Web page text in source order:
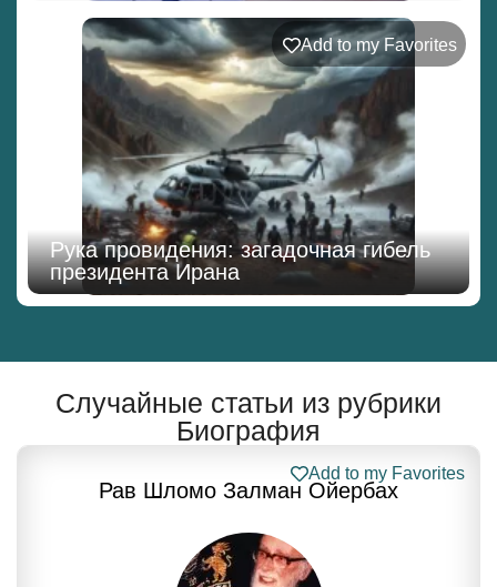
Add to my Favorites
Рука провидения: загадочная гибель
президента Ирана
Случайные статьи из рубрики
Биография
Рав Шломо Залман Ойербах
Add to my Favorites